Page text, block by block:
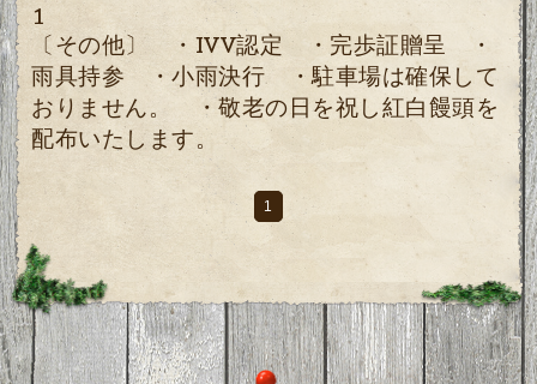
1
〔その他〕 ・IVV認定 ・完歩証贈呈 ・
雨具持参 ・小雨決行 ・駐車場は確保して
おりません。 ・敬老の日を祝し紅白饅頭を
配布いたします。
1